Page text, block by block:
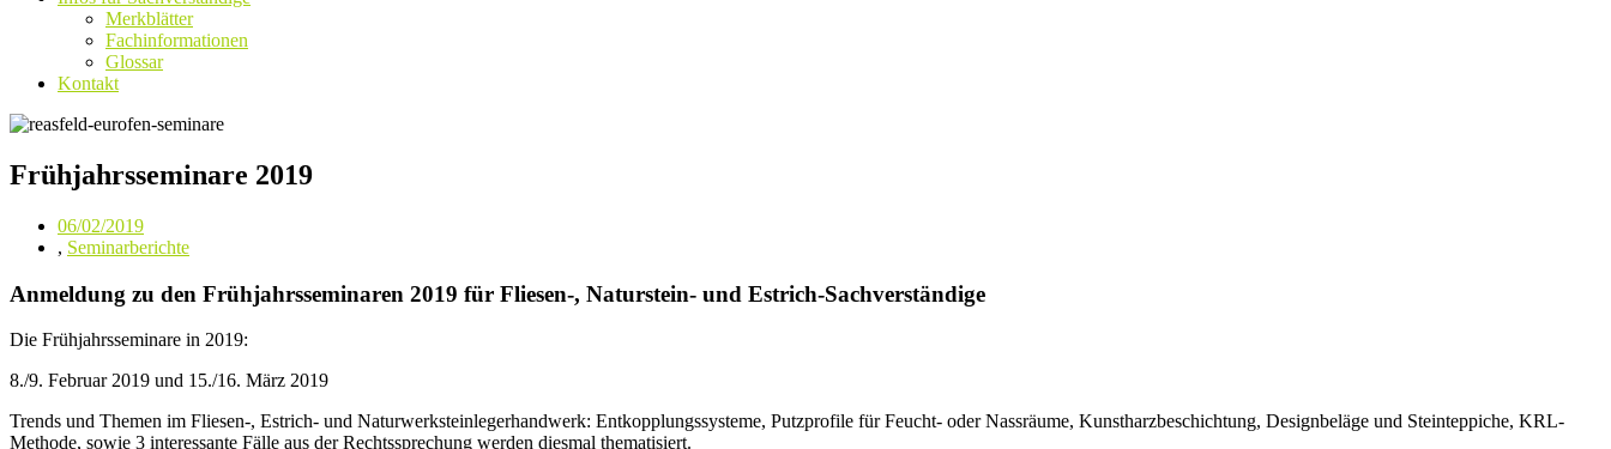
Merkblätter
Fachinformationen
Glossar
Kontakt
Frühjahrsseminare 2019
06/02/2019
, Seminarberichte
Anmeldung zu den Frühjahrsseminaren 2019 für Fliesen-, Naturstein- und Estrich-Sachverständige
Die Frühjahrsseminare in 2019:
8./9. Februar 2019 und 15./16. März 2019
Trends und Themen im Fliesen-, Estrich- und Naturwerksteinlegerhandwerk: Entkopplungssysteme, Putzprofile für Feucht- oder Nassräume, Kunstharzbeschichtung, Designbeläge und Steinteppiche, KRL-
Methode, sowie 3 interessante Fälle aus der Rechtssprechung werden diesmal thematisiert.